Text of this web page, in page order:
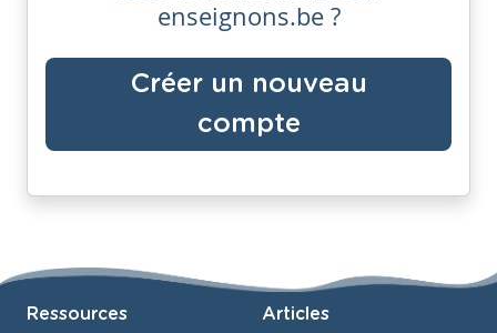
enseignons.be ?
Créer un nouveau
compte
Ressources Articles